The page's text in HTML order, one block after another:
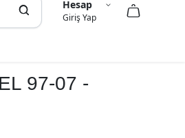
 Hesap
Giriş Yap
 
97-07 -